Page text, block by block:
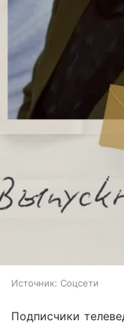
Источник: Соцсети
Подписчики